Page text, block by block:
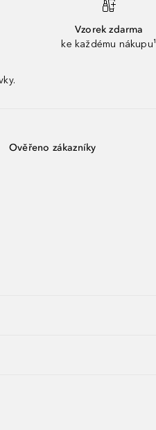
Vzorek zdarma
ke každému nákupu¹
Ověřeno zákazníky